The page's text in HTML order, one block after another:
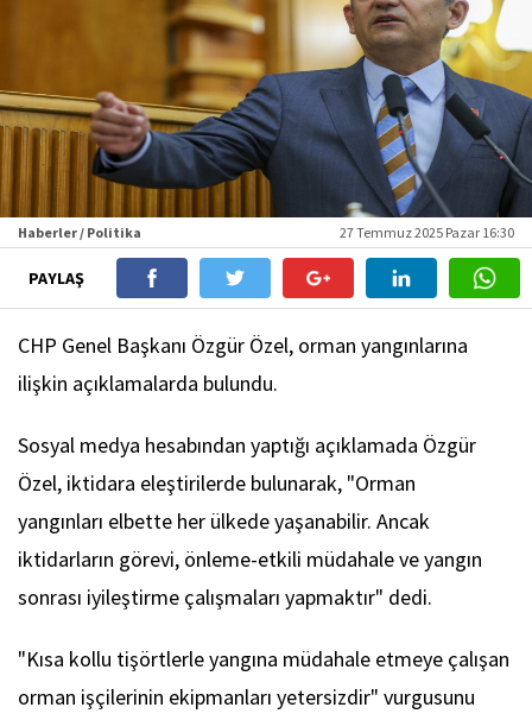
Haberler / Politika 27 Temmuz 2025 Pazar 16:30
PAYLAŞ
CHP Genel Başkanı Özgür Özel, orman yangınlarına
ilişkin açıklamalarda bulundu.
Sosyal medya hesabından yaptığı açıklamada Özgür
Özel, iktidara eleştirilerde bulunarak, "Orman
yangınları elbette her ülkede yaşanabilir. Ancak
iktidarların görevi, önleme-etkili müdahale ve yangın
sonrası iyileştirme çalışmaları yapmaktır" dedi.
"Kısa kollu tişörtlerle yangına müdahale etmeye çalışan
orman işçilerinin ekipmanları yetersizdir" vurgusunu